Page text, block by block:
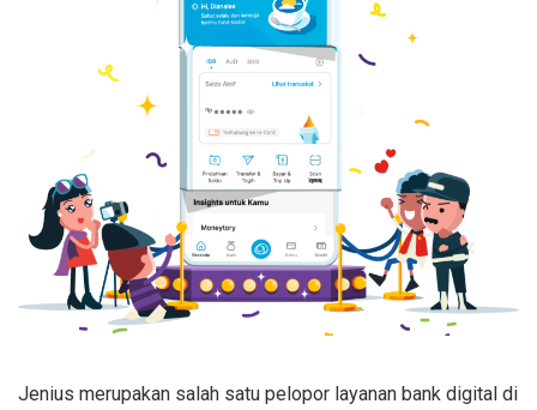
Jenius merupakan salah satu pelopor layanan bank digital di